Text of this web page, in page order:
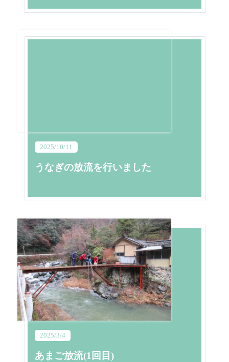
2025/10/11
うなぎの放流を行いました
2025/3/4
あまご放流(1回目)